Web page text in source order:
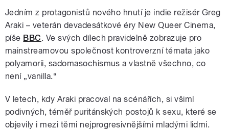
Jedním z protagonistů nového hnutí je indie režisér Greg
Araki – veterán devadesátkové éry New Queer Cinema,
píše BBC. Ve svých dílech pravidelně zobrazuje pro
mainstreamovou společnost kontroverzní témata jako
polyamorii, sadomasochismus a vlastně všechno, co
není „vanilla.“
V letech, kdy Araki pracoval na scénářích, si všiml
podivných, téměř puritánských postojů k sexu, které se
objevily i mezi těmi nejprogresivnějšími mladými lidmi.